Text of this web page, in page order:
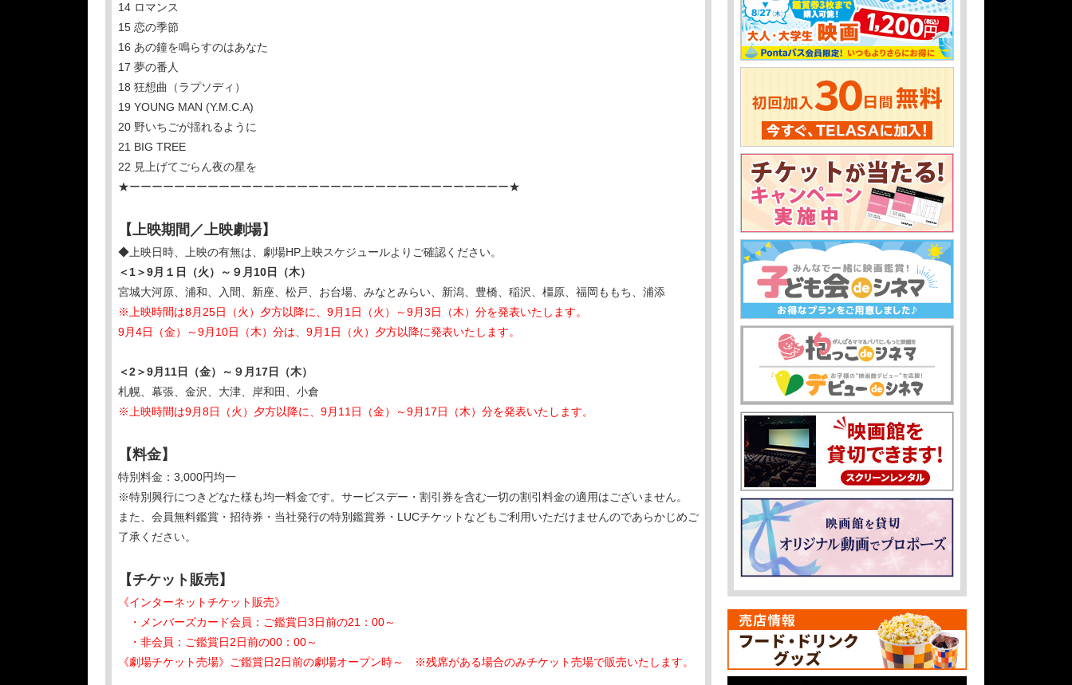
14 ロマンス
15 恋の季節
16 あの鐘を鳴らすのはあなた
17 夢の番⼈
18 狂想曲（ラプソディ）
19 YOUNG MAN (Y.M.C.A)
20 野いちごが揺れるように
21 BIG TREE
22 ⾒上げてごらん夜の星を
★ーーーーーーーーーーーーーーーーーーーーーーーーーーーーーーーーーー★
【上映期間／上映劇場】
◆上映日時、上映の有無は、劇場HP上映スケジュールよりご確認ください。
＜1＞9月１日（火）～９月10日（木）
宮城大河原、浦和、入間、新座、松戸、お台場、みなとみらい、新潟、豊橋、稲沢、橿原、福岡ももち、浦添
※上映時間は8月25日（火）夕方以降に、9月1日（火）～9月3日（木）分を発表いたします。
9月4日（金）～9月10日（木）分は、9月1日（火）夕方以降に発表いたします。
＜2＞9月11日（金）～９月17日（木）
札幌、幕張、金沢、大津、岸和田、小倉
※上映時間は9月8日（火）夕方以降に、9月11日（金）～9月17日（木）分を発表いたします。
【料金】
特別料金：3,000円均一
※特別興行につきどなた様も均一料金です。サービスデー・割引券を含む一切の割引料金の適用はございません。
また、会員無料鑑賞・招待券・当社発行の特別鑑賞券・LUCチケットなどもご利用いただけませんのであらかじめご
了承ください。
【チケット販売】
《インターネットチケット販売》
・メンバーズカード会員：ご鑑賞日3日前の21：00～
・非会員：ご鑑賞日2日前の00：00～
《劇場チケット売場》ご鑑賞日2日前の劇場オープン時～ ※残席がある場合のみチケット売場で販売いたします。